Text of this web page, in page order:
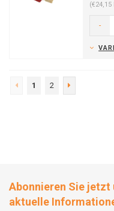
(€24,15
-
1 2
Abonnieren Sie jetzt
aktuelle